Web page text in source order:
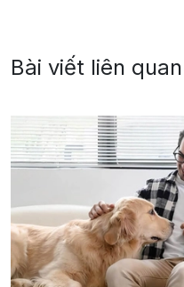
Bài viết liên quan